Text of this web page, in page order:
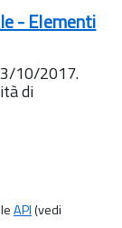
- Elementi
10/2017.
di
API(vedi